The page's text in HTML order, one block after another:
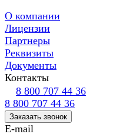
О компании
Лицензии
Партнеры
Реквизиты
Документы
Контакты
8 800 707 44 36
8 800 707 44 36
Заказать звонок
E-mail